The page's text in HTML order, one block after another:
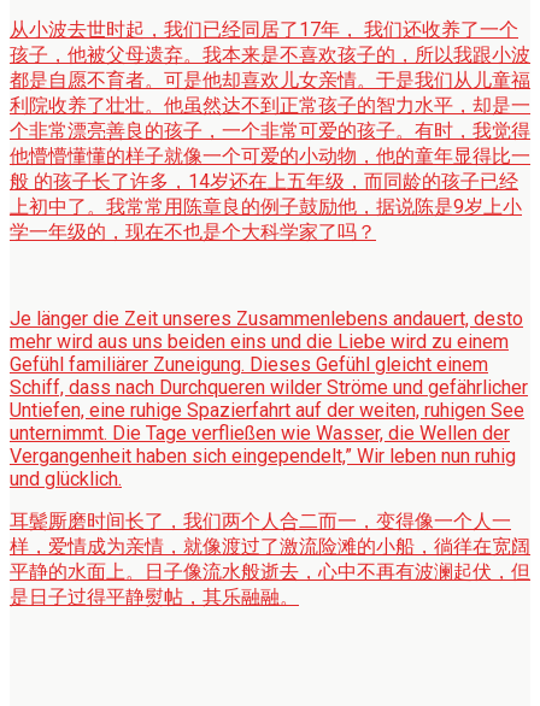
从小波去世时起，我们已经同居了17年， 我们还收养了一个
孩子，他被父母遗弃。我本来是不喜欢孩子的，所以我跟小波
都是自愿不育者。可是他却喜欢儿女亲情。于是我们从儿童福
利院收养了壮壮。他虽然达不到正常孩子的智力水平，却是一
个非常漂亮善良的孩子，一个非常可爱的孩子。有时，我觉得
他懵懵懂懂的样子就像一个可爱的小动物，他的童年显得比一
般 的孩子长了许多，14岁还在上五年级，而同龄的孩子已经
上初中了。我常常用陈章良的例子鼓励他，据说陈是9岁上小
学一年级的，现在不也是个大科学家了吗？
Je länger die Zeit unseres Zusammenlebens andauert, desto
mehr wird aus uns beiden eins und die Liebe wird zu einem
Gefühl familiärer Zuneigung. Dieses Gefühl gleicht einem
Schiff, dass nach Durchqueren wilder Ströme und gefährlicher
Untiefen, eine ruhige Spazierfahrt auf der weiten, ruhigen See
unternimmt. Die Tage verfließen wie Wasser, die Wellen der
Vergangenheit haben sich eingependelt,” Wir leben nun ruhig
und glücklich.
耳鬓厮磨时间长了，我们两个人合二而一，变得像一个人一
样，爱情成为亲情，就像渡过了激流险滩的小船，徜徉在宽阔
平静的水面上。日子像流水般逝去，心中不再有波澜起伏，但
是日子过得平静熨帖，其乐融融。